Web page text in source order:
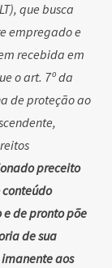
que busca
empregado e
recebida em
o art. 7º da
de proteção ao
preceito
de pronto põe
de sua
aos